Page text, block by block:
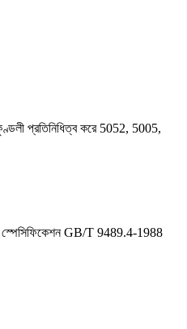
প্রতিনিধিত্ব করে 5052, 5005,
স্পেসিফিকেশন GB/T 9489.4-1988